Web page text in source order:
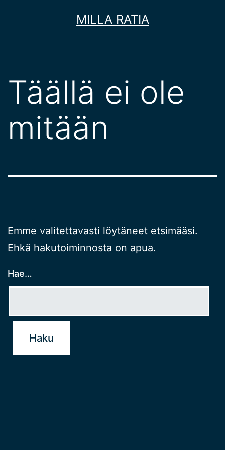
MILLA RATIA
Täällä ei ole
mitään
Emme valitettavasti löytäneet etsimääsi.
Ehkä hakutoiminnosta on apua.
Hae…